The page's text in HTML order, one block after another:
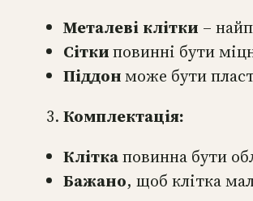
Металеві клітки –
Сіткиповинні бути
Піддонможе бути
Комплектація:
Кліткаповинна бути
Бажано, щоб клітка